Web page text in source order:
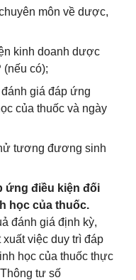
môn về dược,
kinh doanh dược
(nếu có);
giá đáp ứng
của thuốc và ngày
tương đương sinh
ứng điều kiện đối
học của thuốc.
đánh giá định kỳ,
việc duy trì đáp
học của thuốc thực
tư số